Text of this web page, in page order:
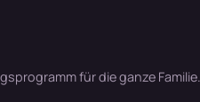
für die ganze Familie.